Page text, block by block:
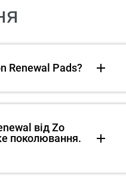
Renewal Pads?
від Zo
поколювання.